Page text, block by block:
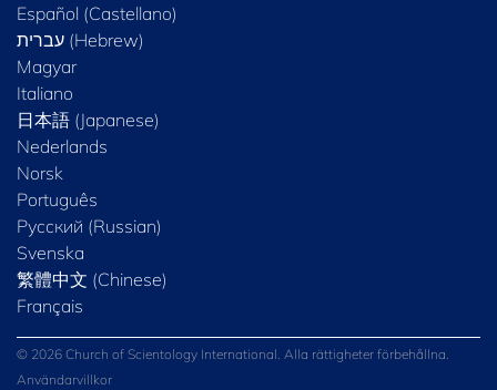
Español (Castellano)
Magyar
Italiano
日本語 (Japanese)
Nederlands
Norsk
Português
Русский (Russian)
Svenska
繁體中文 (Chinese)
Français
© 2026 Church of Scientology International. Alla rättigheter förbehållna.
Användarvillkor